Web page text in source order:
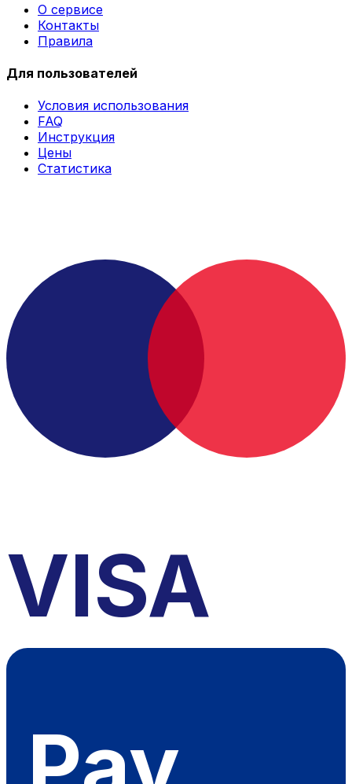
О сервисе
Контакты
Правила
Для пользователей
Условия использования
FAQ
Инструкция
Цены
Статистика
VISA